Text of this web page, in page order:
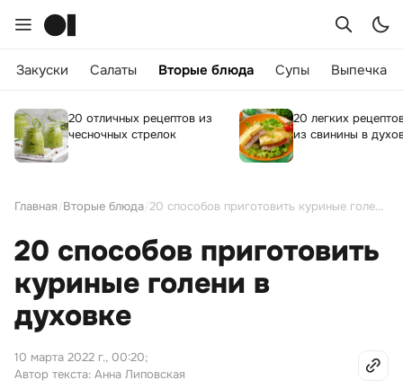
Закуски Салаты Вторые блюда Супы Выпечка
20 отличных рецептов из
чесночных стрелок
20 легких
из свинины в
Главная Вторые блюда 20 способов приготовить куриные голени в духовке
20 способов приготовить
куриные голени в
духовке
10 марта 2022 г., 00:20;
Автор текста: Анна Липовская